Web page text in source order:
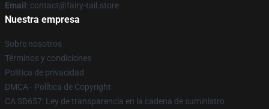
Email : contact@fairy-tail.store
Nuestra empresa
Sobre nosotros
Términos y condiciones
Política de privacidad
DMCA - Política de Copyright
CA SB657: Ley de transparencia en la cadena de suministro